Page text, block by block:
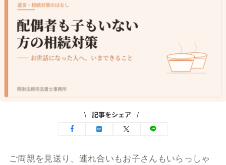
記事をシェア
ご両親を見送り、連れ合いもお子さんもいらっしゃ